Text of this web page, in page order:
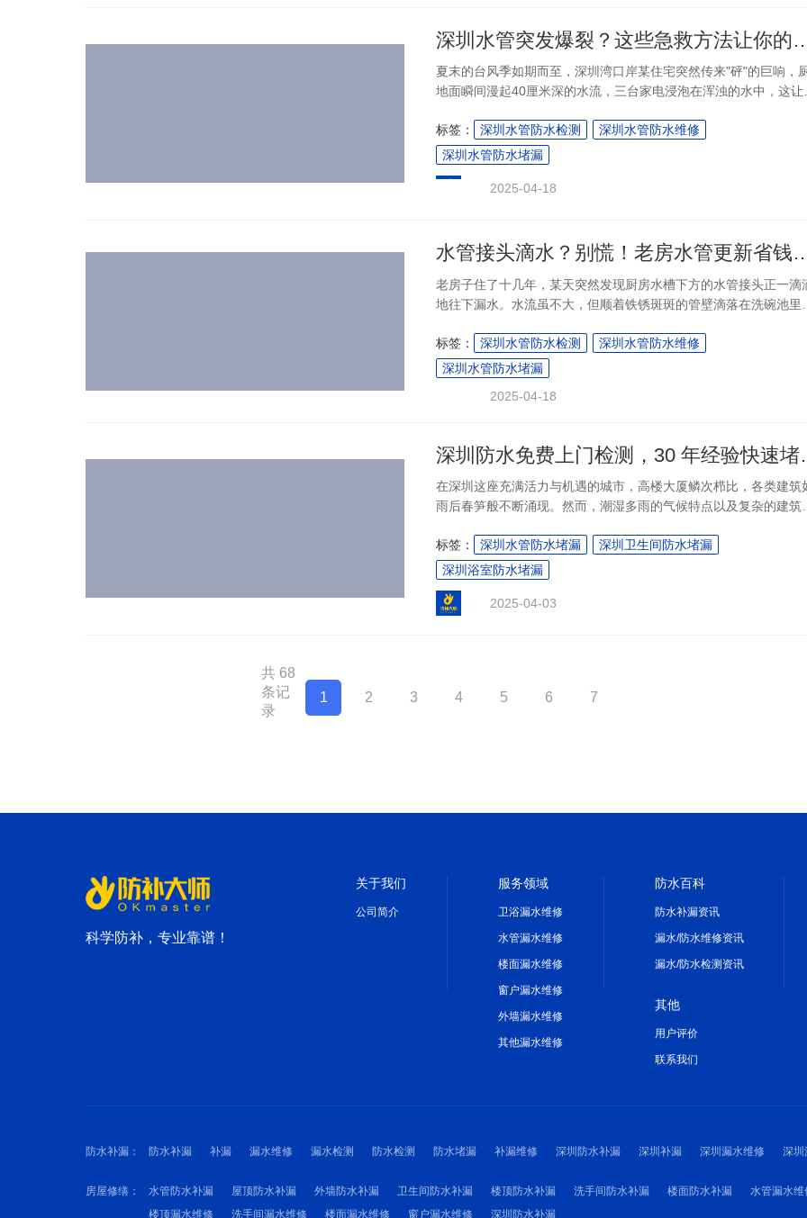
深圳水管突发爆裂？这些急救方
夏末的台风季如期而至，深圳湾口岸某住宅突然传来"砰"的巨响，
地面瞬间漫起40厘米深的水流，三台家电浸泡在浑浊的水中，这让
每年在深圳这样的超大型城市发生不下三千起。当水龙管化作脱缰野
马时，科学有效的急救策略就像一把关键钥匙。以下从事故预判到善
标签： 深圳水管防水检测
深圳水管防水维修
深圳水管防水堵漏
2025-04-18
水管接头滴水？别慌！老房水
老房子住了十几年，某天突然发现厨房水槽下方的水管接头正一滴
地往下漏水。水流虽不大，但顺着铁锈斑斑的管壁滴落在洗碗池里，
答声成为日常噪音，水管更新成为不可回避的选择。但面对市场上鱼
龙混杂的装修公司和参差不齐的管材选择，这看似普通的家庭维修工
程，实则暗藏玄机。以下这份实测有效的省钱避坑指南，或许正是您
需要的"家庭守护指南"。....
标签： 深圳水管防水检测
深圳水管防水维修
深圳水管防水堵漏
2025-04-18
深圳防水
在深圳这座充满活力与机遇的城市，高楼大厦鳞次栉比，各类建筑
雨后春笋般不断涌现。然而，潮湿多雨的气候特点以及复杂的建筑环
扰。....
标签： 深圳水管防水堵漏
深圳卫生间防水堵漏
深圳浴室防水堵漏
2025-04-03
共 68
条记
录
1 2 3 4 5 6 7
科学防补，专业靠谱！
关于我们
公司简介
服务领域
卫浴漏水维修
水管漏水维修
楼面漏水维修
窗户漏水维修
外墙漏水维修
其他漏水维修
防水百科
防水补漏资讯
漏水/防水维修资讯
漏水/防水检测资讯
其他
用户评价
联系我们
防水补漏： 防水补漏 补漏 漏水维修 漏水检测 防水检测 防水堵漏 补漏维修 深圳防水补漏 深圳补漏 深圳漏水维修 深圳
房屋修缮： 水管防水补漏 屋顶防水补漏 外墙防水补漏 卫生间防水补漏 楼顶防水补漏 洗手间防水补漏 楼面防水补漏 水管漏水维
楼顶漏水维修
洗手间漏水维修 楼面漏水维修 窗户漏水维修 深圳防水补漏